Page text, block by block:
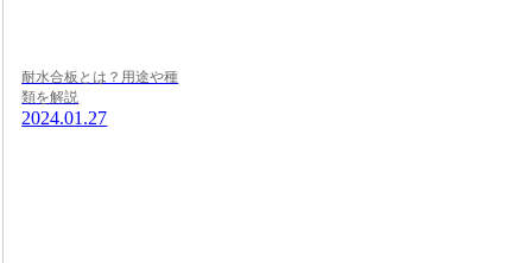
耐水合板とは？用途や種
類を解説
2024.01.27